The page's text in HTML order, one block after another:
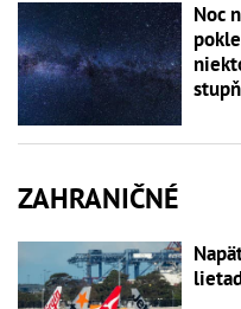
Noc
ZAHRANIČNÉ